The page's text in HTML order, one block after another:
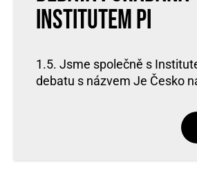
Institutem PI
1.5. Jsme společně s
debatu s názvem Je Česko